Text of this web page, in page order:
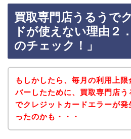
買取専門店うるうで
ドが使えない理由２
のチェック！」
もしかしたら、毎月の利用上限
バーしたために、買取専門店う
でクレジットカードエラーが発
ったのかも・・・